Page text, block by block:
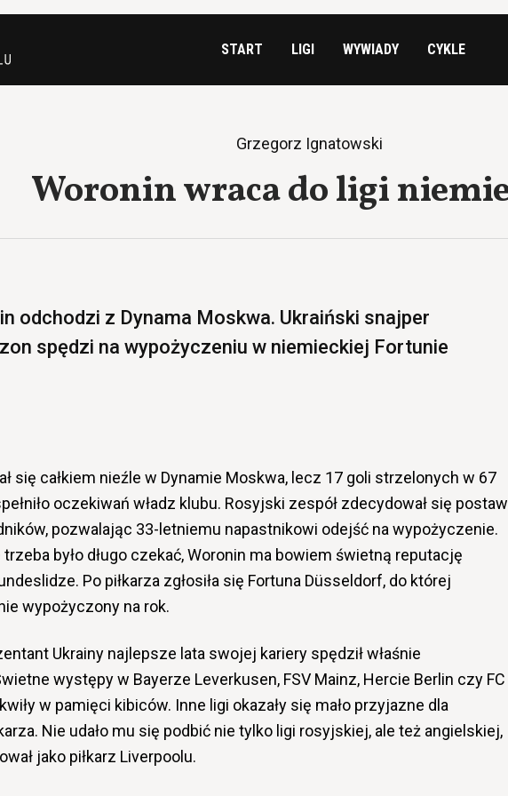
START LIGI WYWIADY CYKLE
Grzegorz Ignatowski
Woronin wraca do ligi
odchodzi z Dynama Moskwa. Ukraiński snajper
spędzi na wypożyczeniu w niemieckiej Fortunie
się całkiem nieźle w Dynamie Moskwa, lecz 17 goli strzelonych w 67
oczekiwań władz klubu. Rosyjski zespół zdecydował się
pozwalając 33-letniemu napastnikowi odejść na wypożyczenie.
było długo czekać, Woronin ma bowiem świetną reputację
Po piłkarza zgłosiła się Fortuna Düsseldorf, do której
wypożyczony na rok.
Ukrainy najlepsze lata swojej kariery spędził właśnie
występy w Bayerze Leverkusen, FSV Mainz, Hercie Berlin czy FC
w pamięci kibiców. Inne ligi okazały się mało przyjazne dla
Nie udało mu się podbić nie tylko ligi rosyjskiej, ale też angielskiej,
jako piłkarz Liverpoolu.